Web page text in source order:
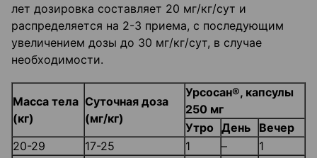
лет дозировка составляет 20 мг/кг/сут и
распределяется на 2-3 приема, с последующим
увеличением дозы до 30 мг/кг/сут, в случае
необходимости.
Масса тела
(кг)
Суточная доза
(мг/кг)
Урсосан®, капсулы
250 мг
Утро День
Вечер
20-29
17-25 1 –
1